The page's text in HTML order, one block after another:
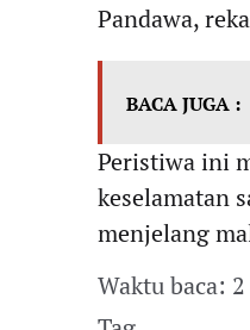
Pandawa,
BACA JUGA :
Peristiwa ini
keselamatan
menjelang
Waktu baca: